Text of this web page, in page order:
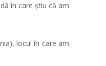
în care știu că am
locul în care am